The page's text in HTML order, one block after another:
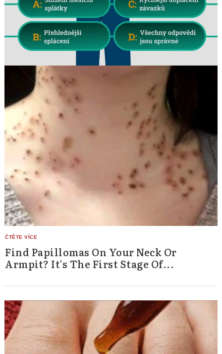
Find Papillomas On Your Neck Or
Armpit? It's The First Stage Of...